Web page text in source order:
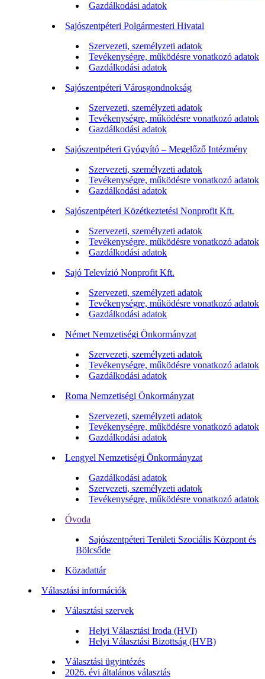
Gazdálkodási adatok
Sajószentpéteri Polgármesteri Hivatal
Szervezeti, személyzeti adatok
Tevékenységre, működésre vonatkozó adatok
Gazdálkodási adatok
Sajószentpéteri Városgondnokság
Szervezeti, személyzeti adatok
Tevékenységre, működésre vonatkozó adatok
Gazdálkodási adatok
Sajószentpéteri Gyógyító – Megelőző Intézmény
Szervezeti, személyzeti adatok
Tevékenységre, működésre vonatkozó adatok
Gazdálkodási adatok
Sajószentpéteri Közétkeztetési Nonprofit Kft.
Szervezeti, személyzeti adatok
Tevékenységre, működésre vonatkozó adatok
Gazdálkodási adatok
Sajó Televízió Nonprofit Kft.
Szervezeti, személyzeti adatok
Tevékenységre, működésre vonatkozó adatok
Gazdálkodási adatok
Német Nemzetiségi Önkormányzat
Szervezeti, személyzeti adatok
Tevékenységre, működésre vonatkozó adatok
Gazdálkodási adatok
Roma Nemzetiségi Önkormányzat
Szervezeti, személyzeti adatok
Tevékenységre, működésre vonatkozó adatok
Gazdálkodási adatok
Lengyel Nemzetiségi Önkormányzat
Gazdálkodási adatok
Szervezeti, személyzeti adatok
Tevékenységre, működésre vonatkozó adatok
Óvoda
Sajószentpéteri Területi Szociális Központ és
Bölcsőde
Közadattár
Választási információk
Választási szervek
Helyi Választási Iroda (HVI)
Helyi Választási Bizottság (HVB)
Választási ügyintézés
2026. évi általános választás